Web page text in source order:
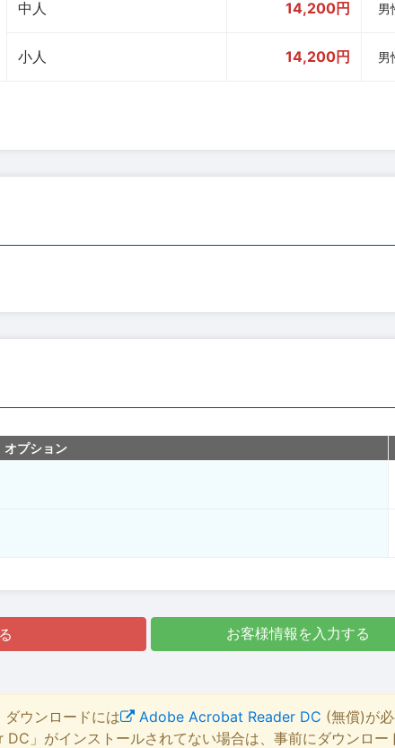
中人 14,200円 男
小人 14,200円 男
オプション
お客様情報を入力する
ウンロードには Adobe Acrobat Reader DC (無償)が必
」がインストールされてない場合は、事前にダウンロー